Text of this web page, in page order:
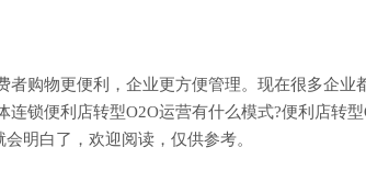
购物更便利，企业更方便管理。现在很多企业
锁便利店转型O2O运营有什么模式?便利店转
明白了，欢迎阅读，仅供参考。